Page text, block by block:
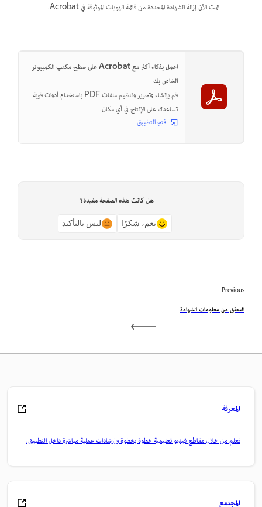
تمت الآن إزالة الشهادة المحددة من قائمة الهويات الموثوقة في Acrobat.
اعمل بذكاء أكثر مع Acrobat على سطح مكتب الكمبيوتر
الخاص بك
قم بإنشاء وتحرير وتنظيم ملفات PDF باستخدام أدوات قوية
تساعدك على الإنتاج في أي مكان.
فتح التطبيق
هل كانت هذه الصفحة مفيدة؟
نعم، شكرًا ليس بالتأكيد
Previous
التحقق من معلومات الشهادة
المعرفة
تعلم من خلال مقاطع فيديو تعليمية خطوة بخطوة وإرشادات عملية مباشرة داخل التطبيق.
المجتمع